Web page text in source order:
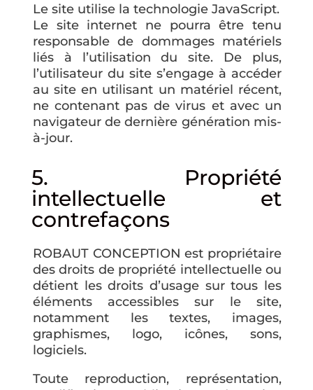
Le site utilise la technologie JavaScript.
Le site internet ne pourra être tenu
responsable de dommages matériels
liés à l’utilisation du site. De plus,
l’utilisateur du site s’engage à accéder
au site en utilisant un matériel récent,
ne contenant pas de virus et avec un
navigateur de dernière génération mis-
à-jour.
5. Propriété
intellectuelle et
contrefaçons
ROBAUT CONCEPTION est propriétaire
des droits de propriété intellectuelle ou
détient les droits d’usage sur tous les
éléments accessibles sur le site,
notamment les textes, images,
graphismes, logo, icônes, sons,
logiciels.
Toute reproduction, représentation,